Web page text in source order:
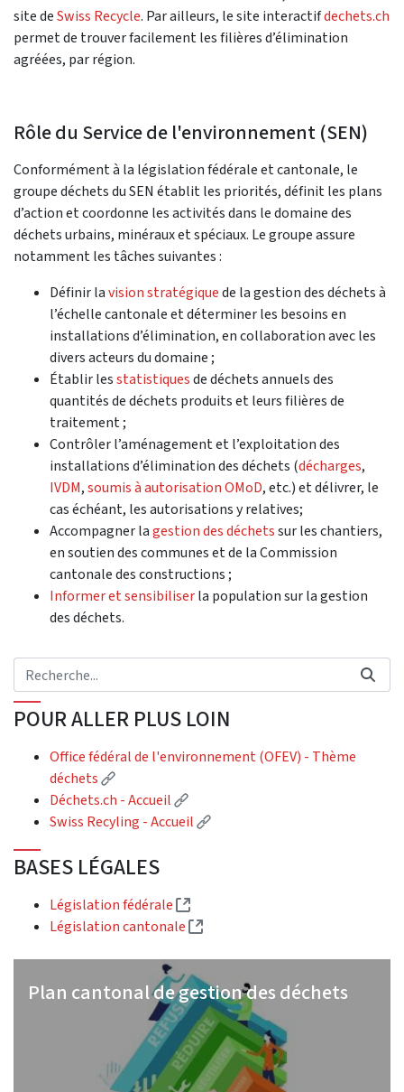
site deSwiss Recycle. Par ailleurs, le site interactifdechets.ch
permet de trouver facilement les filières d’élimination
agréées, par région.
Rôle du Service de l'environnement (SEN)
Conformément à la législation fédérale et cantonale, le
groupe déchets du SEN établit les priorités, définit les plans
d’action et coordonne les activités dans le domaine des
déchets urbains, minéraux et spéciaux. Le groupe assure
notamment les tâches suivantes :
Définir lavision stratégiquede la gestion des déchets à
l’échelle cantonale et déterminer les besoins en
installations d’élimination, en collaboration avec les
divers acteurs du domaine ;
Établir lesstatistiquesde déchets annuels des
quantités de déchets produits et leurs filières de
traitement ;
Contrôler l’aménagement et l’exploitation des
installations d’élimination des déchets (décharges,
IVDM,soumis à autorisation OMoD, etc.) et délivrer, le
cas échéant, les autorisations y relatives;
Accompagner lagestion des déchetssur les chantiers,
en soutien des communes et de la Commission
cantonale des constructions ;
Informer et sensibiliserla population sur la gestion
des déchets.
POUR ALLER PLUS LOIN
Office fédéral de l'environnement (OFEV) - Thème
déchets
(Lien externe)
Déchets.ch - Accueil
(Lien externe)
Swiss Recyling - Accueil
(Lien externe)
BASES LÉGALES
Législation fédérale
(Lien externe)
Législation cantonale
(Lien externe)
Plan cantonal de gestion des déchets